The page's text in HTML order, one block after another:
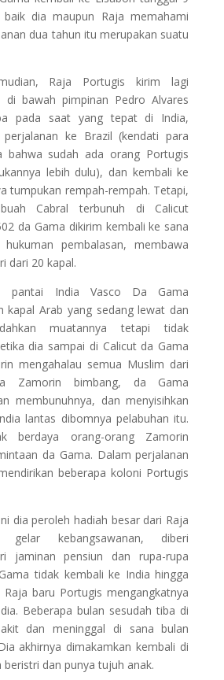
baik dia maupun Raja memahami
dua tahun itu merupakan suatu
Raja Portugis kirim lagi
di bawah pimpinan Pedro Alvares
pada saat yang tepat di India,
ke Brazil (kendati para
bahwa sudah ada orang Portugis
lebih dulu), dan kembali ke
tumpukan rempah-rempah. Tetapi,
Cabral terbunuh di Calicut
da Gama dikirim kembali ke sana
pembalasan, membawa
dari 20 kapal.
pantai India Vasco Da Gama
kapal Arab yang sedang lewat dan
muatannya tetapi tidak
dia sampai di Calicut da Gama
mengahalau semua Muslim dari
Zamorin bimbang, da Gama
membunuhnya, dan menyisihkan
lantas dibomnya pelabuhan itu.
berdaya orang-orang Zamorin
da Gama. Dalam perjalanan
beberapa koloni Portugis
dia peroleh hadiah besar dari Raja
gelar kebangsawanan, diberi
jaminan pensiun dan rupa-rupa
tidak kembali ke India hingga
baru Portugis mengangkatnya
Beberapa bulan sesudah tiba di
dan meninggal di sana bulan
akhirnya dimakamkan kembali di
beristri dan punya tujuh anak.